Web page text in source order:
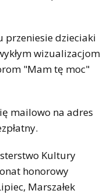
przeniesie dzieciaki
wizualizacjom
"Mam tę moc"
mailowo na adres
Kultury
honorowy
Marszałek